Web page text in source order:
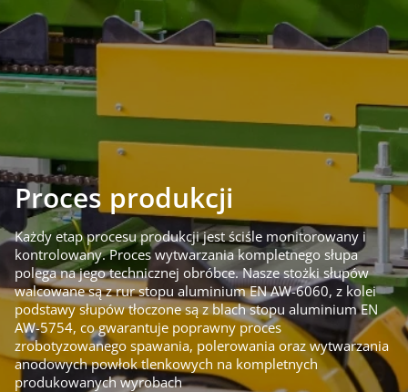
Proces produkcji
Każdy etap procesu produkcji jest ściśle monitorowany i
kontrolowany. Proces wytwarzania kompletnego słupa
polega na jego technicznej obróbce. Nasze stożki słupów
walcowane są z rur stopu aluminium EN AW-6060, z kolei
podstawy słupów tłoczone są z blach stopu aluminium EN
AW-5754, co gwarantuje poprawny proces
zrobotyzowanego spawania, polerowania oraz wytwarzania
anodowych powłok tlenkowych na kompletnych
produkowanych wyrobach